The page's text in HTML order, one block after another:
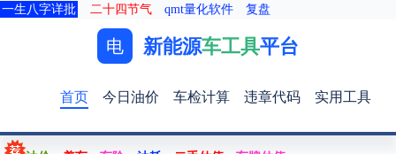
一生八字详批 二十四节气 qmt量化软件 复盘
电 新能源车工具平台
首页 今日油价 车检计算 违章代码 实用工具